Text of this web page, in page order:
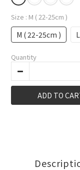
Size : M ( 22-25cm )
M ( 22-25cm )
Quantity
ADD TO